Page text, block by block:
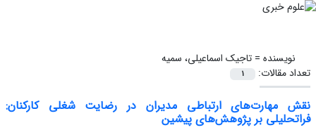
نویسنده =تاجیک اسماعیلی، سمیه
تعداد مقالات:
1
نقش مهارت‌های ارتباطی مدیران در رضایت شغلی کارکنان:
فراتحلیلی بر پژوهش‌های پیشین